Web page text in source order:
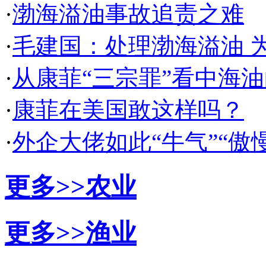
·渤海溢油事故追责之难
·毛建国：处理渤海溢油
·从康菲“三宗罪”看中海
·康菲在美国敢这样吗？
·外企大佬如此“牛气”“傲
更多>>农业
更多>>渔业